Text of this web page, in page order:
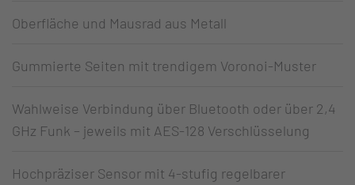
Oberfläche und Mausrad aus Metall
Gummierte Seiten mit trendigem Voronoi-Muster
Wahlweise Verbindung über Bluetooth oder über 2,4
GHz Funk – jeweils mit AES-128 Verschlüsselung
Hochpräziser Sensor mit 4-stufig regelbarer